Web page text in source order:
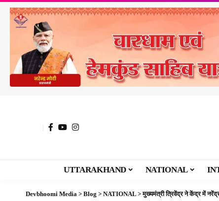
UTTARAKHAND NATIONAL
Devbhoomi Media > Blog > NATIONAL >मुख्यमंत्री त्रिवेंद्र ने केंद्र में नरेंद्र